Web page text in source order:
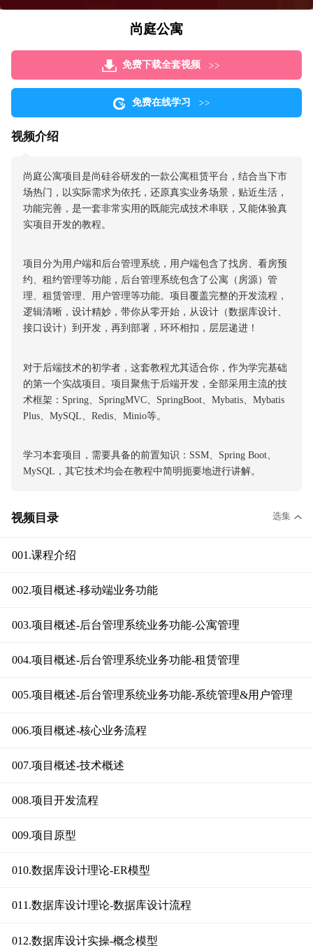
尚庭公寓
免费下载全套视频
免费在线学习
视频介绍
尚庭公寓项目是尚硅谷研发的一款公寓租赁平台，结合当下市
场热门，以实际需求为依托，还原真实业务场景，贴近生活，
功能完善，是一套非常实用的既能完成技术串联，又能体验真
实项目开发的教程。
项目分为用户端和后台管理系统，用户端包含了找房、看房预
约、租约管理等功能，后台管理系统包含了公寓（房源）管
理、租赁管理、用户管理等功能。项目覆盖完整的开发流程，
逻辑清晰，设计精妙，带你从零开始，从设计（数据库设计、
接口设计）到开发，再到部署，环环相扣，层层递进！
对于后端技术的初学者，这套教程尤其适合你，作为学完基础
的第一个实战项目。项目聚焦于后端开发，全部采用主流的技
术框架：Spring、SpringMVC、SpringBoot、Mybatis、Mybatis
Plus、MySQL、Redis、Minio等。
学习本套项目，需要具备的前置知识：SSM、Spring Boot、
MySQL，其它技术均会在教程中简明扼要地进行讲解。
视频目录 选集
001.课程介绍
002.项目概述-移动端业务功能
003.项目概述-后台管理系统业务功能-公寓管理
004.项目概述-后台管理系统业务功能-租赁管理
005.项目概述-后台管理系统业务功能-系统管理&用户管理
006.项目概述-核心业务流程
007.项目概述-技术概述
008.项目开发流程
009.项目原型
010.数据库设计理论-ER模型
011.数据库设计理论-数据库设计流程
012.数据库设计实操-概念模型